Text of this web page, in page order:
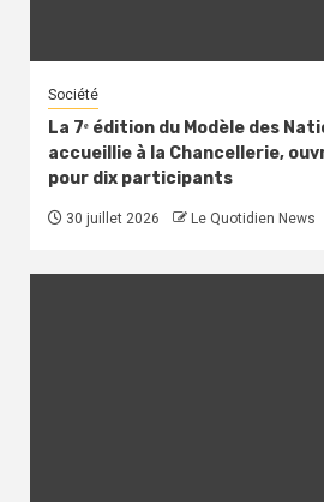
Société
La 7ᵉ édition du Modèle des
accueillie à la Chancellerie,
pour dix participants
30 juillet 2026 Le Quotidien News